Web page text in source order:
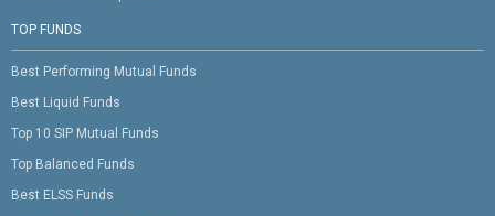
TOP FUNDS
Best Performing Mutual Funds
Best Liquid Funds
Top 10 SIP Mutual Funds
Top Balanced Funds
Best ELSS Funds